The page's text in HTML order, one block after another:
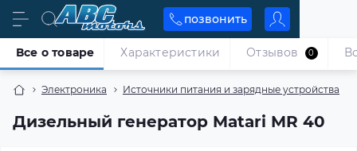
позвонить
Электроника Источники питания и зарядные устройства
Дизельный генератор Matari MR 40
Все о товаре Характеристики Отзывов 0